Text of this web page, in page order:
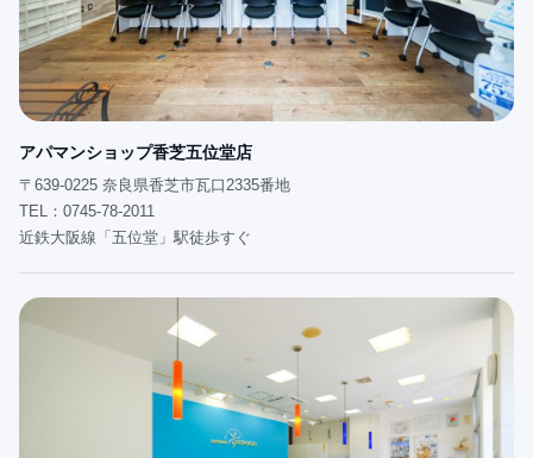
アパマンショップ香芝五位堂店
〒639-0225 奈良県香芝市瓦口2335番地
TEL：0745-78-2011
近鉄大阪線「五位堂」駅徒歩すぐ